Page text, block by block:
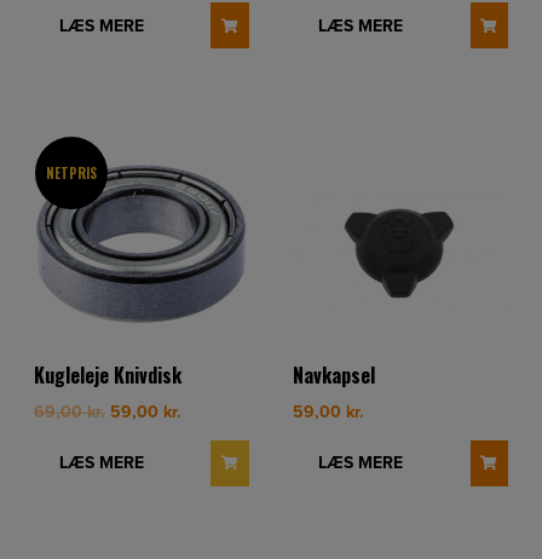
LÆS MERE LÆS MERE
NETPRIS
Kugleleje Knivdisk
69,00kr. Original
was:
59,00 kr.Current
price
59,00 kr..
LÆS MERE
Navkapsel
59,00 kr.
LÆS MERE